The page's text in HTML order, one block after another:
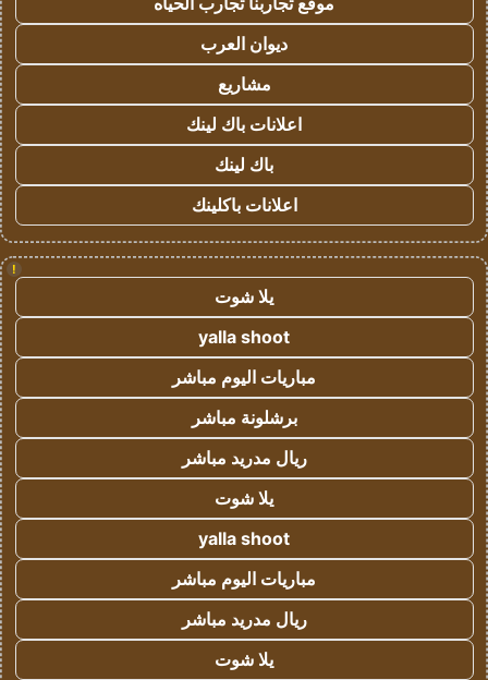
ديوان العرب
مشاريع
اعلانات باك لينك
باك لينك
اعلانات باكلينك
!
يلا شوت
yalla shoot
مباريات اليوم مباشر
برشلونة مباشر
ريال مدريد مباشر
يلا شوت
yalla shoot
مباريات اليوم مباشر
ريال مدريد مباشر
يلا شوت